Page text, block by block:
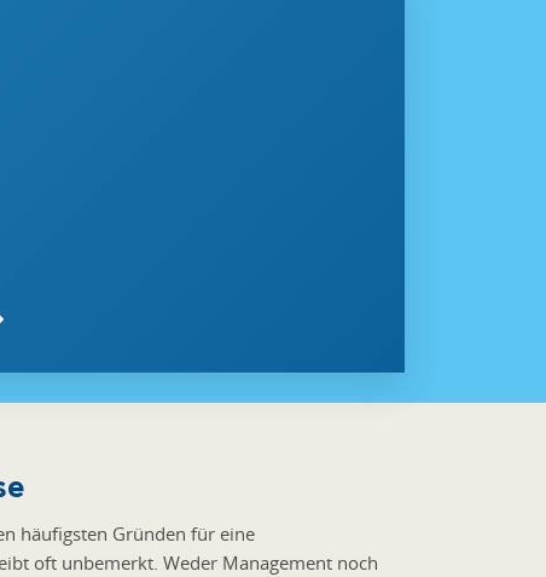
häufigsten Gründen für eine
oft unbemerkt. Weder Management noch